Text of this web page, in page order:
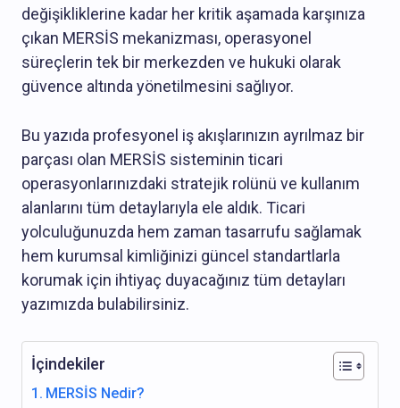
değişikliklerine kadar her kritik aşamada karşınıza
çıkan MERSİS mekanizması, operasyonel
süreçlerin tek bir merkezden ve hukuki olarak
güvence altında yönetilmesini sağlıyor.
Bu yazıda profesyonel iş akışlarınızın ayrılmaz bir
parçası olan MERSİS sisteminin ticari
operasyonlarınızdaki stratejik rolünü ve kullanım
alanlarını tüm detaylarıyla ele aldık. Ticari
yolculuğunuzda hem zaman tasarrufu sağlamak
hem kurumsal kimliğinizi güncel standartlarla
korumak için ihtiyaç duyacağınız tüm detayları
yazımızda bulabilirsiniz.
İçindekiler
MERSİS Nedir?